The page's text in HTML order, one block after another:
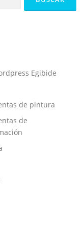
Egibide
de pintura
de